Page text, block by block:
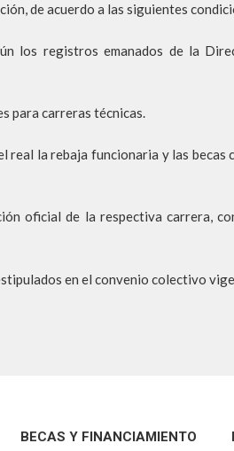
de acuerdo a las siguientes
los registros emanados de la
para carreras técnicas.
real la rebaja funcionaria y las becas
oficial de la respectiva carrera,
en el convenio colectivo
BECAS Y FINANCIAMIENTO